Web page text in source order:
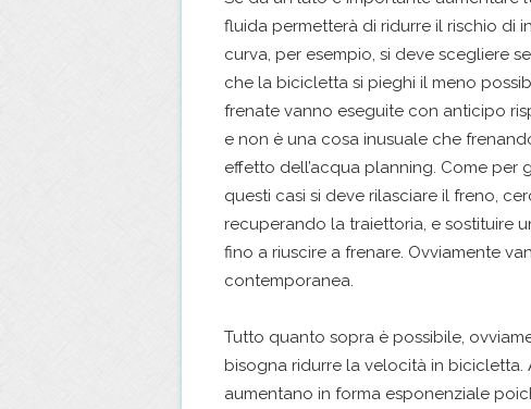
fluida permetterà di ridurre il rischio di
curva, per esempio, si deve scegliere
che la bicicletta si pieghi il meno
frenate vanno eseguite con anticipo
e non è una cosa inusuale che
effetto dell’acqua planning. Come
questi casi si deve rilasciare il freno,
recuperando la traiettoria, e sostituire
fino a riuscire a frenare. Ovviamente
contemporanea.
Tutto quanto sopra è possibile,
bisogna ridurre la velocità in bicicletta.
aumentano in forma esponenziale